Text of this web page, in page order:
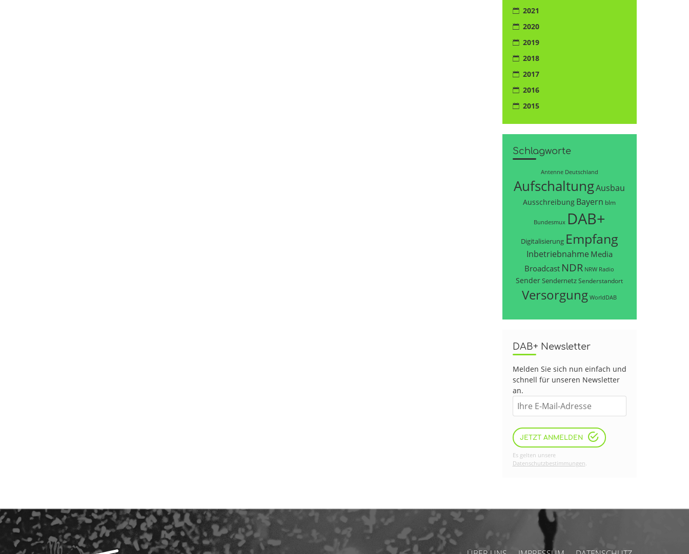
2021
2020
2019
2018
2017
2016
2015
Schlagworte
Antenne Deutschland
AufschaltungAusbau
Ausschreibung Bayern blm
Bundesmux DAB+
Digitalisierung Empfang
Inbetriebnahme Media
Broadcast NDR NRW Radio
SenderSendernetzSenderstandort
Versorgung WorldDAB
DAB+ Newsletter
Melden Sie sich nun einfach und
schnell für unseren Newsletter
an.
JETZT ANMELDEN
Es gelten unsere
Datenschutzbestimmungen.